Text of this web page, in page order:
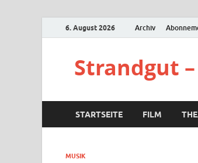
6. August 2026 Archiv
Strandgut
STARTSEITE FILM
MUSIK